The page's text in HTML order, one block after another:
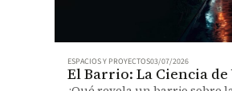
ESPACIOS Y PROYECTOS03/07/2026
El Barrio: La Ciencia